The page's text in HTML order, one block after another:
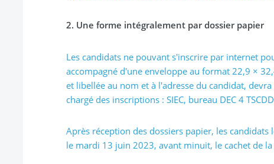
2. Une forme intégralement par dossier papier
Les candidats ne pouvant s'inscrire par internet
accompagné d'une enveloppe au format 22,9 ×
et libellée au nom et à l'adresse du candidat,
chargé des inscriptions : SIEC, bureau DEC 4
Après réception des dossiers papier, les
le mardi 13 juin 2023, avant minuit, le cachet de